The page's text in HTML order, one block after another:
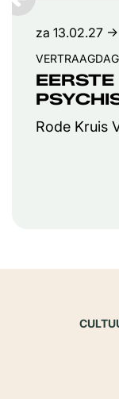
Rode Kruis
VERTRAAGDAG
za 13.02.27 →